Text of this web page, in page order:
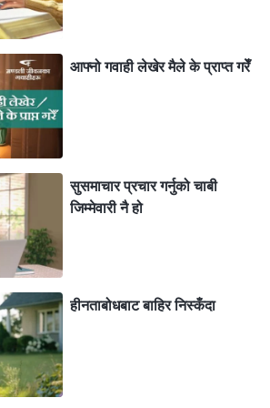
विश्लेषण गरिरहन र अनुसन्धान गरिरहन
राखेर सत्यताखोजी गर्नुपर्थ्यो र पाठ
वचनको एउटा खण्ड पढेँ। “
तँ परमेश्‍वरमा भरोसा गर्दैनस् र उहाँलाई
मात्रै गर्छस् भने, तँ जति नै बाठो
स्वेच्‍छाचारी मानिसहरूले सधैँ आफ्‍नै
त्यसकारण के तिनीहरूमा परमेश्‍वरको डर
स्वेच्‍छाचारी मानिसहरूले परमेश्‍वरलाई
परमेश्‍वरको आज्ञापालन गर्न बिर्सेका
आइपरेपछि, ठक्‍कर खाएपछि, वा कुनै कुरा
मात्रै, यी मानिसहरूले आफूले परमेश्‍वरको
प्रार्थना नगरेको चाल पाउँछन्।
आफ्‍नो गवाही लेखेर मैले के प्राप्त गरेँ
सुसमाचार प्रचार गर्नुको चाबी
जिम्‍मेवारी नै हो
हीनताबोधबाट बाहिर निस्कँदा